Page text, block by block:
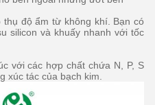
độ ẩm từ không khí. Bạn có
silicon và khuấy nhanh với tốc
với các hợp chất chứa N, P, S
xúc tác của bạch kim.